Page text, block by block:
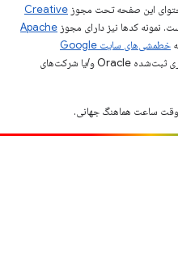
این صفحه تحت مجوز Creative
نمونه کدها نیز دارای مجوز Apache
خطمشی‌های سایت Google
مراجعه کنید. جاوا علامت تجاری ثبت‌شده Oracle و/یا شرکت‌های